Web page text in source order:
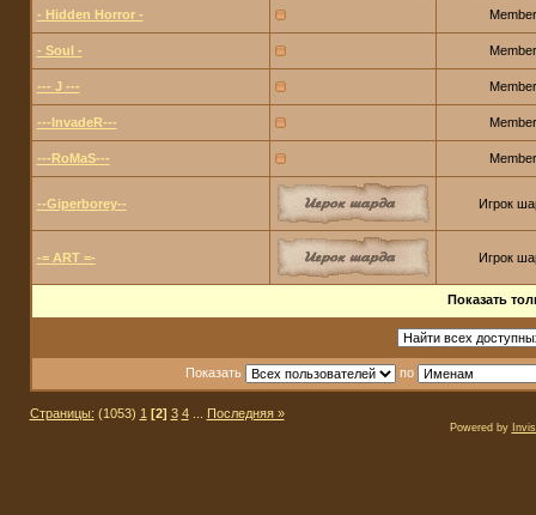
- Hidden Horror -
- Soul -
--- J ---
---InvadeR---
---RoMaS---
--Giperborey-- Игрок
-= ART =- Игрок
Показать
Показать по
Страницы: (1053) 1 [2] 3 4... Последняя »
Powered by